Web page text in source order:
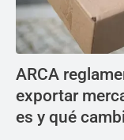
ARCA
exportar
es y qué